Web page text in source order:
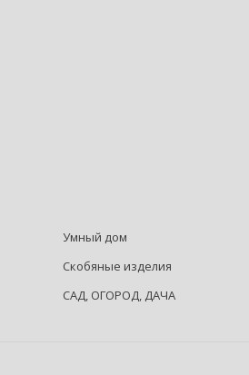
Умный дом
Скобяные изделия
САД, ОГОРОД, ДАЧА